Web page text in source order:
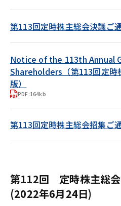
第113回定時株主総会決議ご
Notice of the 113th Annual
Shareholders（第113回定
版）
PDF:164kb
第113回定時株主総会招集ご
第112回 定時株主総会
(2022年6月24日)